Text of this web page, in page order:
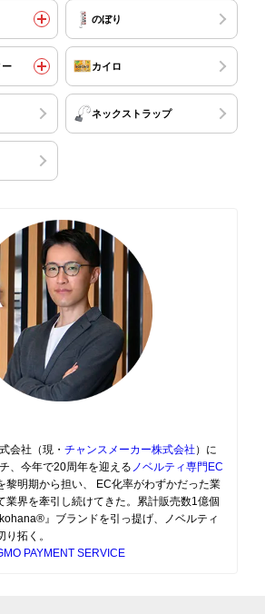
のぼり
ー カイロ
ネックストラップ
会社（現・ チャンスメーカー株式会社 ）に
、今年で20周年を迎える ノベルティ専門EC
黎明期から担い、 EC化率がわずかだった業
業界を牽引し続けてきた。累計販売数1億個
』ブランドを引っ提げ、ノベルティ
拓く。
PAYMENT SERVICE